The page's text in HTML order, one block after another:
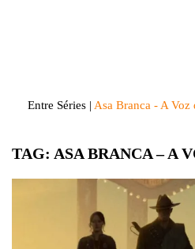
Entre Séries | Asa Branca - A Voz
TAG: ASA BRANCA – A